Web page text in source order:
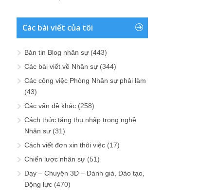
Các bài viết của tôi
Bản tin Blog nhân sự (443)
Các bài viết về Nhân sự (344)
Các công việc Phòng Nhân sự phải làm
(43)
Các vấn đề khác (258)
Cách thức tăng thu nhập trong nghề
Nhân sự (31)
Cách viết đơn xin thôi việc (17)
Chiến lược nhân sự (51)
Dạy – Chuyện 3Đ – Đánh giá, Đào tạo,
Động lực (470)